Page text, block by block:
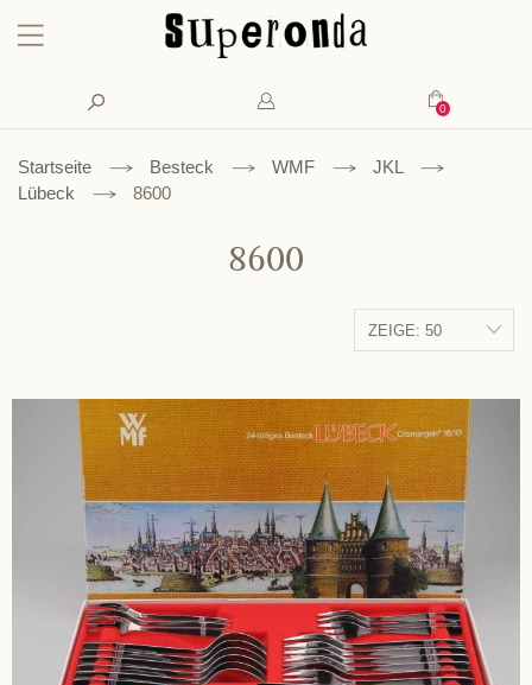
Konto
Mein
Suche
Startseite Besteck WMF
JKL
Lübeck
8600
8600